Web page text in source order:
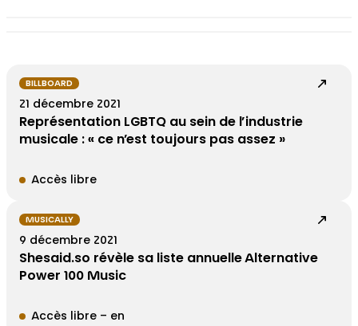
BILLBOARD
21 décembre 2021
Représentation LGBTQ au sein de l’industrie
musicale : « ce n’est toujours pas assez »
Accès libre
MUSICALLY
9 décembre 2021
Shesaid.so révèle sa liste annuelle Alternative
Power 100 Music
Accès libre – en